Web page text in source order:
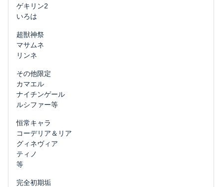
ゲキリン2
いろは
超獣神祭
マサムネ
リンネ
その他限定
カマエル
ナイチンゲール
ルシファー等
恒常キャラ
コーデリア＆リア
グィネヴィア
ティノ
等
完全初期垢